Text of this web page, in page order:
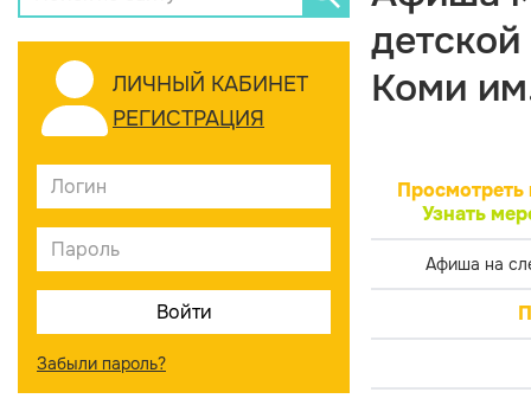
ЛИЧНЫЙ КАБИНЕТ
РЕГИСТРАЦИЯ
Забыли пароль?
Коми
Просмотреть
Узнать
Афиша на